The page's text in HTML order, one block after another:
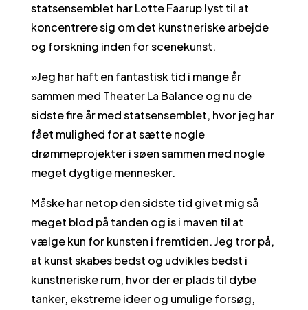
statsensemblet har Lotte Faarup lyst til at
koncentrere sig om det kunstneriske arbejde
og forskning inden for scenekunst.
»Jeg har haft en fantastisk tid i mange år
sammen med Theater La Balance og nu de
sidste fire år med statsensemblet, hvor jeg har
fået mulighed for at sætte nogle
drømmeprojekter i søen sammen med nogle
meget dygtige mennesker.
Måske har netop den sidste tid givet mig så
meget blod på tanden og is i maven til at
vælge kun for kunsten i fremtiden. Jeg tror på,
at kunst skabes bedst og udvikles bedst i
kunstneriske rum, hvor der er plads til dybe
tanker, ekstreme ideer og umulige forsøg,